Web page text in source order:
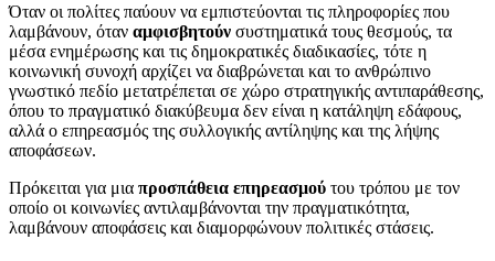
Όταν οι πολίτες παύουν να εμπιστεύονται τις πληροφορίες που
λαμβάνουν, όταν αμφισβητούν συστηματικά τους θεσμούς, τα
μέσα ενημέρωσης και τις δημοκρατικές διαδικασίες, τότε η
κοινωνική συνοχή αρχίζει να διαβρώνεται και το ανθρώπινο
γνωστικό πεδίο μετατρέπεται σε χώρο στρατηγικής αντιπαράθεσης,
όπου το πραγματικό διακύβευμα δεν είναι η κατάληψη εδάφους,
αλλά ο επηρεασμός της συλλογικής αντίληψης και της λήψης
αποφάσεων.
Πρόκειται για μια προσπάθεια επηρεασμού του τρόπου με τον
οποίο οι κοινωνίες αντιλαμβάνονται την πραγματικότητα,
λαμβάνουν αποφάσεις και διαμορφώνουν πολιτικές στάσεις.